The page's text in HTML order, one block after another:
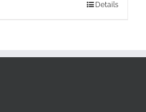
Details